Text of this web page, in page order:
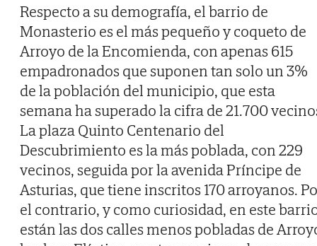
Respecto a su demografía, el barrio de
Monasterio es el más pequeño y coqueto de
Arroyo de la Encomienda, con apenas 615
empadronados que suponen tan solo un 3%
de la población del municipio, que esta
semana ha superado la cifra de 21.700
La plaza Quinto Centenario del
Descubrimiento es la más poblada, con 229
vecinos, seguida por la avenida Príncipe de
Asturias, que tiene inscritos 170 arroyanos.
el contrario, y como curiosidad, en este
están las dos calles menos pobladas de